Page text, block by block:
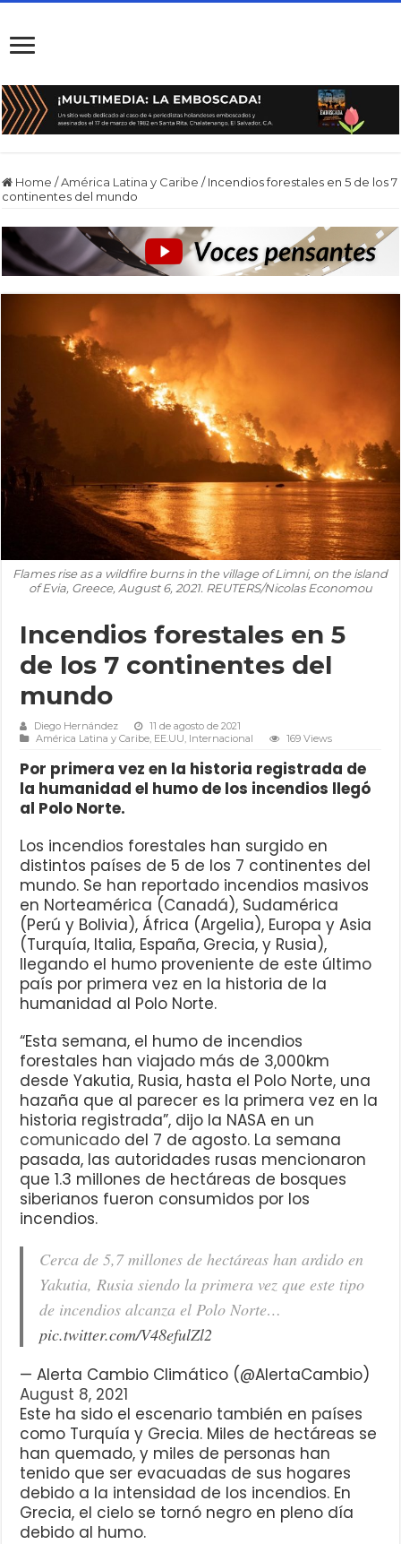
Home /América Latina y Caribe / Incendios forestales en 5 de los 7
continentes del mundo
Flames rise as a wildfire burns in the village of Limni, on the island
of Evia, Greece, August 6, 2021. REUTERS/Nicolas Economou
Incendios forestales en 5
de los 7 continentes del
mundo
Diego Hernández
11 de agosto de 2021
América Latina y Caribe EE.UU Internacional 169 Views
Por primera vez en la historia registrada de
la humanidad el humo de los incendios llegó
al Polo Norte.
Los incendios forestales han surgido en
distintos países de 5 de los 7 continentes del
mundo. Se han reportado incendios masivos
en Norteamérica (Canadá), Sudamérica
(Perú y Bolivia), África (Argelia), Europa y Asia
(Turquía, Italia, España, Grecia, y Rusia),
llegando el humo proveniente de este último
país por primera vez en la historia de la
humanidad al Polo Norte.
“Esta semana, el humo de incendios
forestales han viajado más de 3,000km
desde Yakutia, Rusia, hasta el Polo Norte, una
hazaña que al parecer es la primera vez en la
historia registrada”, dijo la NASA en un
comunicado del 7 de agosto. La semana
pasada, las autoridades rusas mencionaron
que 1.3 millones de hectáreas de bosques
siberianos fueron consumidos por los
incendios.
Cerca de 5,7 millones de hectáreas han ardido en
Yakutia, Rusia siendo la primera vez que este tipo
de incendios alcanza el Polo Norte…
pic.twitter.com/V48efulZl2
— Alerta Cambio Climático (@AlertaCambio)
August 8, 2021
Este ha sido el escenario también en países
como Turquía y Grecia. Miles de hectáreas se
han quemado, y miles de personas han
tenido que ser evacuadas de sus hogares
debido a la intensidad de los incendios. En
Grecia, el cielo se tornó negro en pleno día
debido al humo.